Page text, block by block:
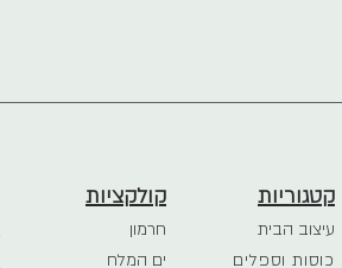
קולקציות
חרמון
ים המלח
קטגוריות
עיצוב הבית
כוסות וספלים